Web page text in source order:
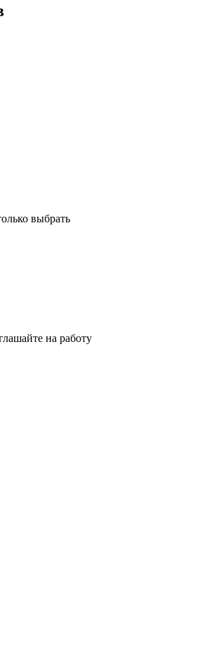
выбрать
на работу